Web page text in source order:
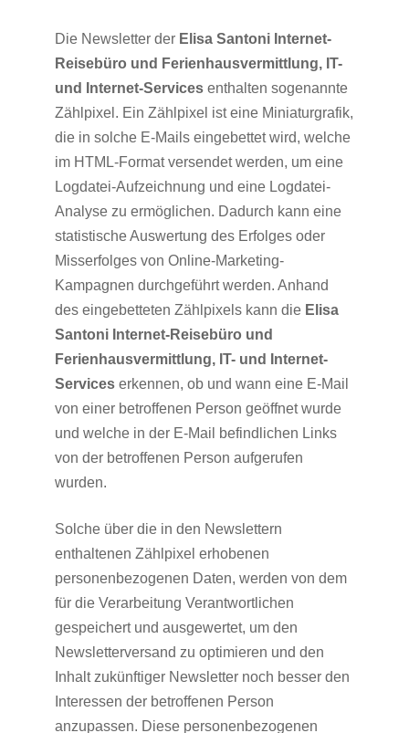
Die Newsletter der Elisa Santoni Internet-
Reisebüro und Ferienhausvermittlung, IT-
und Internet-Servicesenthalten sogenannte
Zählpixel. Ein Zählpixel ist eine Miniaturgrafik,
die in solche E-Mails eingebettet wird, welche
im HTML-Format versendet werden, um eine
Logdatei-Aufzeichnung und eine Logdatei-
Analyse zu ermöglichen. Dadurch kann eine
statistische Auswertung des Erfolges oder
Misserfolges von Online-Marketing-
Kampagnen durchgeführt werden. Anhand
des eingebetteten Zählpixels kann die Elisa
Santoni Internet-Reisebüro und
Ferienhausvermittlung, IT- und Internet-
Serviceserkennen, ob und wann eine E-Mail
von einer betroffenen Person geöffnet wurde
und welche in der E-Mail befindlichen Links
von der betroffenen Person aufgerufen
wurden.
Solche über die in den Newslettern
enthaltenen Zählpixel erhobenen
personenbezogenen Daten, werden von dem
für die Verarbeitung Verantwortlichen
gespeichert und ausgewertet, um den
Newsletterversand zu optimieren und den
Inhalt zukünftiger Newsletter noch besser den
Interessen der betroffenen Person
anzupassen. Diese personenbezogenen